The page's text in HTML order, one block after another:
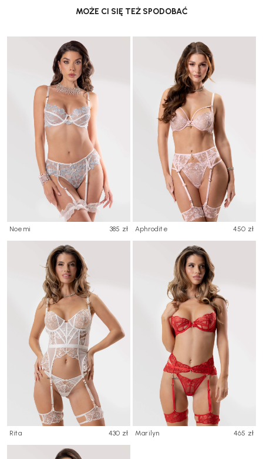
MOŻE CI SIĘ TEŻ SPODOBAĆ
Noemi 385 zł Aphrodite 450 zł
Rita 430 zł Marilyn 465 zł